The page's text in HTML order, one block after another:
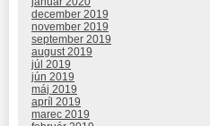
december 2019
november 2019
september 2019
august 2019
júl 2019
jún 2019
máj 2019
apríl 2019
marec 2019